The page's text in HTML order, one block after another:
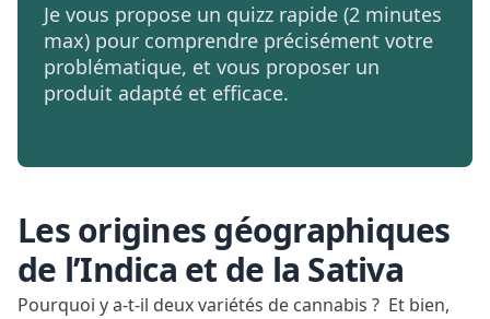
Je vous propose un quizz rapide (2 minutes
max) pour comprendre précisément votre
problématique, et vous proposer un
produit adapté et efficace.
Les origines géographiques
de l’Indica et de la Sativa
Pourquoi y a-t-il deux variétés de cannabis ? Et bien,